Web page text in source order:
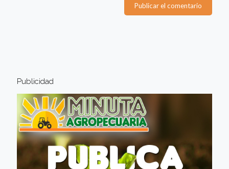
Publicidad